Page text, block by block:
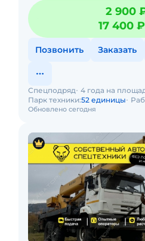
2 900
17 400 ₽
Позвонить Заказать
Обновлено сегодня
Спецподряд 4 года на
Парк техники:52 единицы